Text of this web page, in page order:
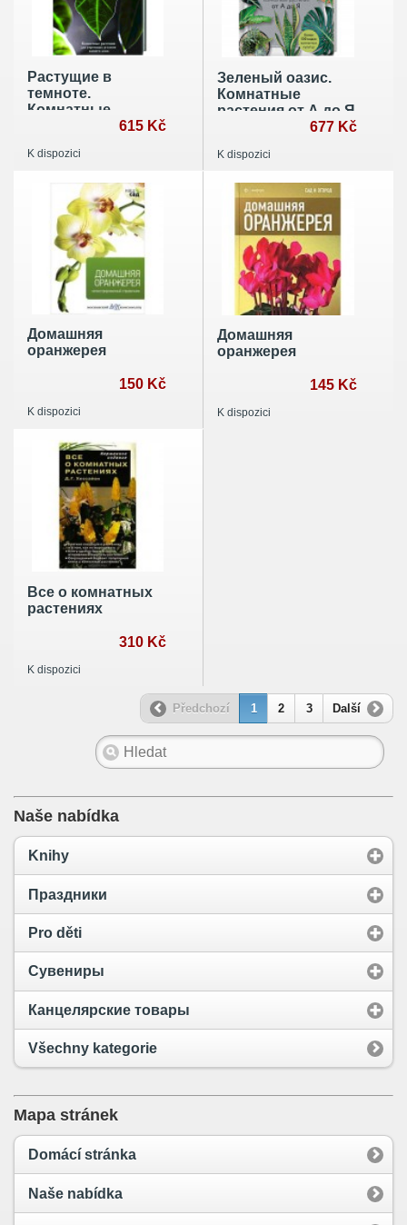
Растущие в
темноте.
Комнатные
растения для
вашего дома
615 Kč
K dispozici
Зеленый оазис.
Комнатные
растения от А до Я
677 Kč
K dispozici
Домашняя
оранжерея
150 Kč
K dispozici
Домашняя
оранжерея
145 Kč
K dispozici
Все о комнатных
растениях
310 Kč
K dispozici
Předchozí 1 2 3 Další
Naše nabídka
Knihy
Праздники
Pro děti
Сувениры
Канцелярские товары
Všechny kategorie
Mapa stránek
Domácí stránka
Naše nabídka